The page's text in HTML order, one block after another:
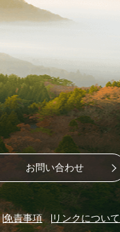
お問い合わせ
免責事項 リンクについて